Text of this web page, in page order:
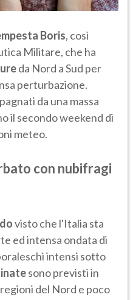
Boris, così
Militare, che ha
da Nord a Sud per
perturbazione.
da una massa
il secondo weekend di
meteo.
con nubifragi
visto che l'Italia sta
ed intensa ondata di
intensi sotto
sono previsti in
del Nord e poco